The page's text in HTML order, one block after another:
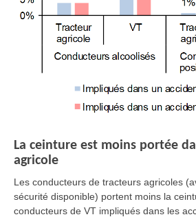
La ceinture est moins portée
agricole
Les conducteurs de tracteurs agricoles
sécurité disponible) portent moins la
conducteurs de VT impliqués dans les